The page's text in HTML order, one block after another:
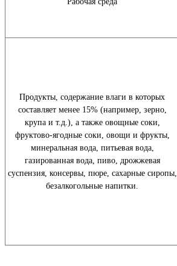
Продукты, содержание влаги в которых
составляет менее 15% (например, зерно,
крупа и т.д.), а также овощные соки,
фруктово-ягодные соки, овощи и фрукты,
минеральная вода, питьевая вода,
газированная вода, пиво, дрожжевая
суспензия, консервы, пюре, сахарные сиропы,
безалкогольные напитки.